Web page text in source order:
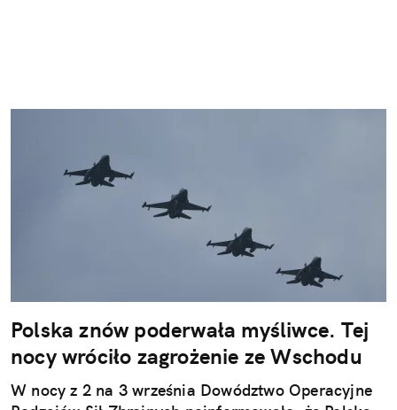
Polska znów poderwała myśliwce. Tej
nocy wróciło zagrożenie ze Wschodu
W nocy z 2 na 3 września Dowództwo Operacyjne